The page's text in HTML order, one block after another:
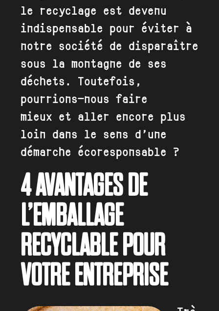
le recyclage est devenu
indispensable pour éviter à
notre société de disparaître
sous la montagne de ses
déchets. Toutefois,
pourrions-nous faire
mieux et aller encore plus
loin dans le sens d’une
démarche écoresponsable ?
4 AVANTAGES DE
L’EMBALLAGE
RECYCLABLE POUR
VOTRE ENTREPRISE